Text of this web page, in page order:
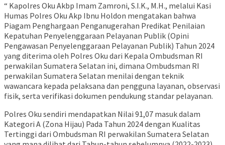
“ Kapolres Oku Akbp Imam Zamroni, S.I.K., M.H., melalui Kasi
Humas Polres Oku Akp Ibnu Holdon mengatakan bahwa
Piagam Penghargaan Penganugerahan Predikat Penilaian
Kepatuhan Penyelenggaraan Pelayanan Publik (Opini
Pengawasan Penyelenggaraan Pelayanan Publik) Tahun 2024
yang diterima oleh Polres Oku dari Kepala Ombudsman RI
perwakilan Sumatera Selatan ini, dimana Ombudsman RI
perwakilan Sumatera Selatan menilai dengan teknik
wawancara kepada pelaksana dan pengguna layanan, observasi
fisik, serta verifikasi dokumen pendukung standar pelayanan.
Polres Oku sendiri mendapatkan Nilai 91,07 masuk dalam
Kategori A (Zona Hijau) Pada Tahun 2024 dengan Kualitas
Tertinggi dari Ombudsman RI perwakilan Sumatera Selatan